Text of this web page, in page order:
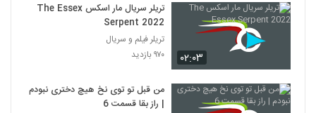
۰۲:۰۳
تریلر سریال مار اسکس The Essex
Serpent 2022
تریلر فیلم و سریال
۹۷۰ بازدید
من قبل تو توی نخ هیچ دختری نبودم
| راز بقا قسمت 6